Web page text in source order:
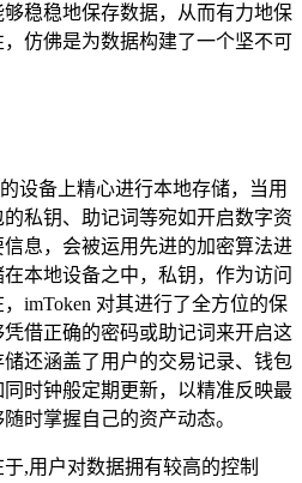
稳稳地保存数据，从而有力地保
仿佛是为数据构建了一个坚不可
设备上精心进行本地存储，当用
私钥、助记词等宛如开启数字资
息，会被运用先进的加密算法进
本地设备之中，私钥，作为访问
imToken 对其进行了全方位的保
借正确的密码或助记词来开启这
还涵盖了用户的交易记录、钱包
时钟般定期更新，以精准反映最
时掌握自己的资产动态。
,用户对数据拥有较高的控制